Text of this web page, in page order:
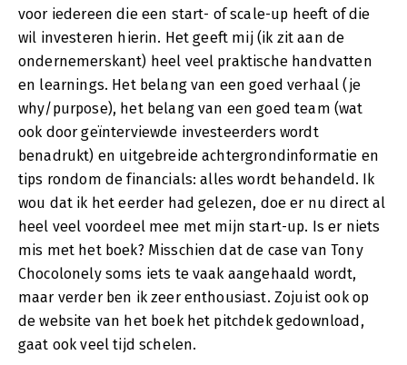
voor iedereen die een start- of scale-up heeft of die
wil investeren hierin. Het geeft mij (ik zit aan de
ondernemerskant) heel veel praktische handvatten
en learnings. Het belang van een goed verhaal (je
why/purpose), het belang van een goed team (wat
ook door geïnterviewde investeerders wordt
benadrukt) en uitgebreide achtergrondinformatie en
tips rondom de financials: alles wordt behandeld. Ik
wou dat ik het eerder had gelezen, doe er nu direct al
heel veel voordeel mee met mijn start-up. Is er niets
mis met het boek? Misschien dat de case van Tony
Chocolonely soms iets te vaak aangehaald wordt,
maar verder ben ik zeer enthousiast. Zojuist ook op
de website van het boek het pitchdek gedownload,
gaat ook veel tijd schelen.